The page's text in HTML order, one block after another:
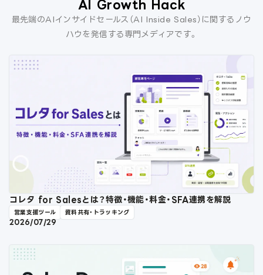
AI Growth Hack
最先端のAIインサイドセールス（AI Inside Sales）に関するノウ
ハウを発信する専門メディアです。
コレタ for Salesとは？特徴・機能・料金・SFA連携を解説
営業支援ツール 資料共有・トラッキング
2026/07/29